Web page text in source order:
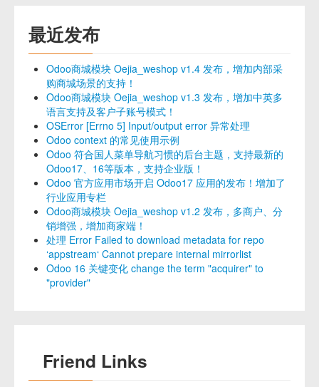
最近发布
Odoo商城模块 Oejia_weshop v1.4 发布，增加内部采
购商城场景的支持！
Odoo商城模块 Oejia_weshop v1.3 发布，增加中英多
语言支持及客户子账号模式！
OSError [Errno 5] Input/output error 异常处理
Odoo context 的常见使用示例
Odoo 符合国人菜单导航习惯的后台主题，支持最新的
Odoo17、16等版本，支持企业版！
Odoo 官方应用市场开启 Odoo17 应用的发布！增加了
行业应用专栏
Odoo商城模块 Oejia_weshop v1.2 发布，多商户、分
销增强，增加商家端！
处理 Error Failed to download metadata for repo
‘appstream‘ Cannot prepare internal mirrorlist
Odoo 16 关键变化 change the term "acquirer" to
"provider"
Friend Links